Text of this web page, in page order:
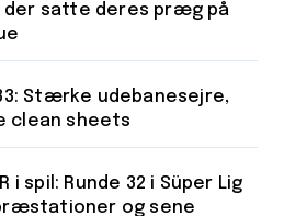
der satte deres præg på
Stærke udebanesejre,
clean sheets
i spil: Runde 32 i Süper Lig
og sene